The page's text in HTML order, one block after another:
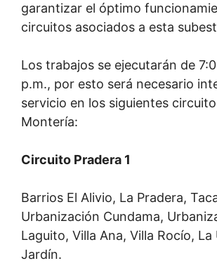
garantizar el óptimo
circuitos asociados a esta
Los trabajos se ejecutarán de
p.m., por esto será necesario
servicio en los siguientes
Montería:
Circuito Pradera 1
Barrios El Alivio, La Pradera,
Urbanización Cundama,
Laguito, Villa Ana, Villa Rocío, La
Jardín.